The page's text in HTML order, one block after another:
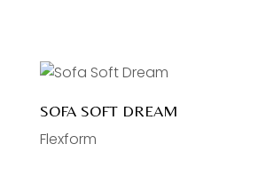
SOFA SOFT DREAM
Flexform